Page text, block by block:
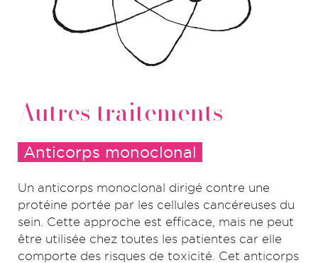
Autres traitements
Anticorps monoclonal
Un anticorps monoclonal dirigé contre une
protéine portée par les cellules cancéreuses du
sein. Cette approche est efficace, mais ne peut
être utilisée chez toutes les patientes car elle
comporte des risques de toxicité. Cet anticorps